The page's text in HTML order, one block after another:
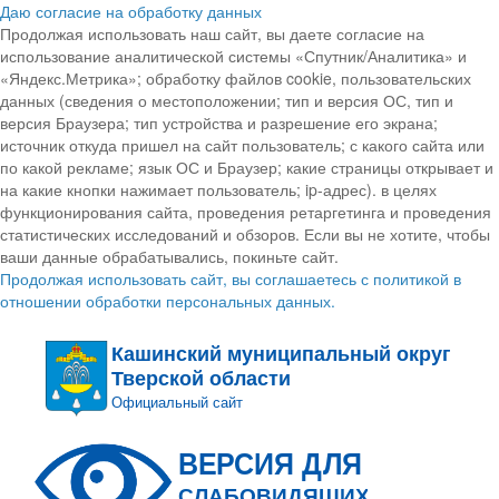
Даю согласие на обработку данных
Продолжая использовать наш сайт, вы даете согласие на
использование аналитической системы «Спутник/Аналитика» и
«Яндекс.Метрика»; обработку файлов cookie, пользовательских
данных (сведения о местоположении; тип и версия ОС, тип и
версия Браузера; тип устройства и разрешение его экрана;
источник откуда пришел на сайт пользователь; с какого сайта или
по какой рекламе; язык ОС и Браузер; какие страницы открывает и
на какие кнопки нажимает пользователь; ip-адрес). в целях
функционирования сайта, проведения ретаргетинга и проведения
статистических исследований и обзоров. Если вы не хотите, чтобы
ваши данные обрабатывались, покиньте сайт.
Продолжая использовать сайт, вы соглашаетесь с политикой в
отношении обработки персональных данных.